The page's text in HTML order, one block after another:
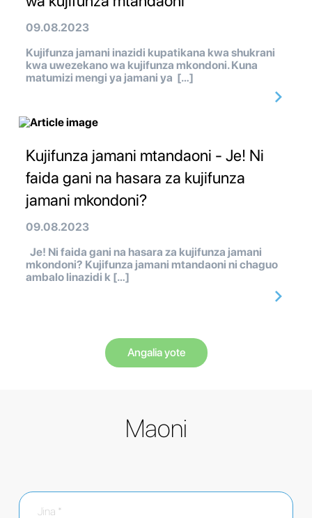
09.08.2023
Kujifunza jamani inazidi kupatikana kwa shukrani
kwa uwezekano wa kujifunza mkondoni. Kuna
matumizi mengi ya jamani ya […]
Kujifunza jamani mtandaoni - Je! Ni
faida gani na hasara za kujifunza
jamani mkondoni?
09.08.2023
Je! Ni faida gani na hasara za kujifunza jamani
mkondoni? Kujifunza jamani mtandaoni ni chaguo
ambalo linazidi k […]
Angalia yote
Maoni